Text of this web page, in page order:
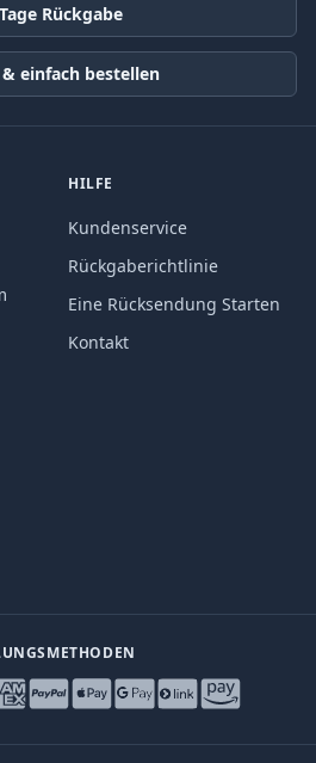
Rückgabe
einfach bestellen
HILFE
Kundenservice
Rückgaberichtlinie
Eine Rücksendung Starten
Kontakt